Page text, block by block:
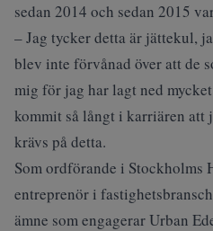
sedan 2014 och sedan 2015
– Jag tycker detta är jättekul,
blev inte förvånad över att de
mig för jag har lagt ned
kommit så långt i karriären att
krävs på detta.
Som ordförande i Stockholms
entreprenör i
ämne som engagerar Urban